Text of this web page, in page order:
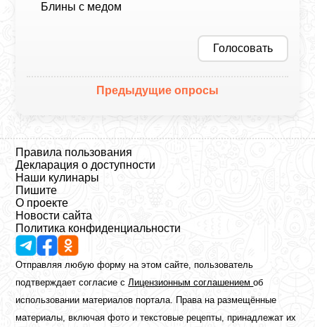
Блины с медом
Голосовать
Предыдущие опросы
Правила пользования
Декларация о доступности
Наши кулинары
Пишите
О проекте
Новости сайта
Политика конфиденциальности
Отправляя любую форму на этом сайте, пользователь
подтверждает согласие сЛицензионным соглашениемоб
использовании материалов портала. Права на размещённые
материалы, включая фото и текстовые рецепты, принадлежат их